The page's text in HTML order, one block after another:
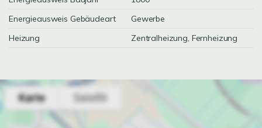
Energieausweis Gebäudeart
Gewerbe
Heizung
Zentralheizung, Fernheizung